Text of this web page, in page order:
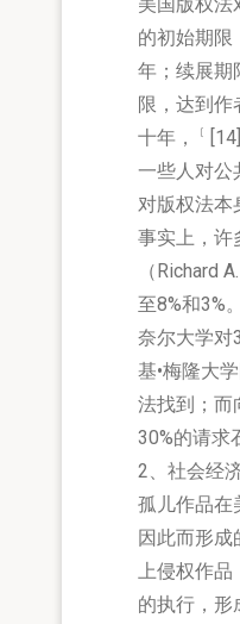
的初始期限
年；续展期
限，达到作
十年，
﹝ [14]
一些人对公
对版权法本
事实上，许
（Richard
至8%和3%。
奈尔大学对
基•梅隆大
法找到；而
30%的请求
2、社会经
孤儿作品在
因此而形
上侵权作品
的执行，